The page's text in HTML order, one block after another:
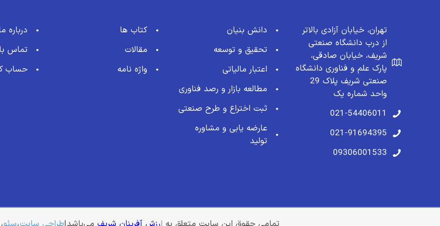
تهران، خیابان آزادی بالاتر
از درب دانشگاه صنعتی
شریف، خیابان صادقی،
پارک علم و فناوری دانشگاه
صنعتی شریف پلاک 29
واحد شماره یک
021-54406011
021-91694395
09306001533
دانش بنیان
تحقیق و توسعه
اعتبار مالیاتی
مطالعه بازار و رصد فناوری
ثبت اختراع و طرح صنعتی
عارضه یابی و مشاوره
تولید
کتاب ها
مقالات
واژه نامه
درباره
تماس
حساب